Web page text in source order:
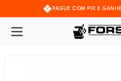
PAGUE COM PIX E